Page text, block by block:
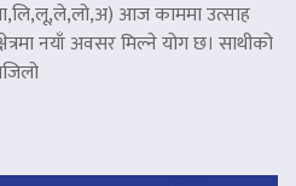
आज काममा उत्साह
नयाँ अवसर मिल्ने योग छ। साथीको